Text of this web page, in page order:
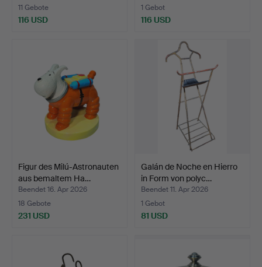
11 Gebote
116 USD
1 Gebot
116 USD
Figur des Milú-Astronauten
aus bemaltem Ha…
Beendet 16. Apr 2026
18 Gebote
231 USD
Galán de Noche en Hierro
in Form von polyc…
Beendet 11. Apr 2026
1 Gebot
81 USD